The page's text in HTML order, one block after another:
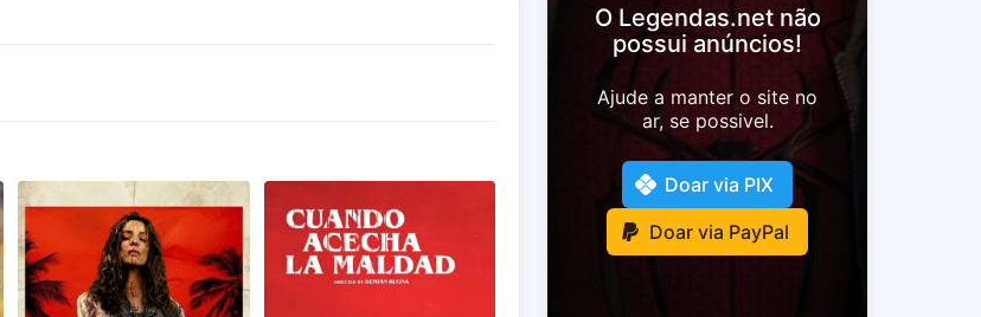
O Legendas.net não
possui anúncios!
Ajude a manter o site no
ar, se possivel.
Doar via PIX
Doar via PayPal